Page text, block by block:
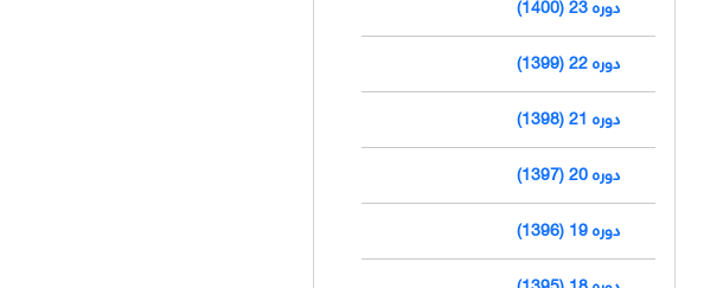
دوره 22 (1399)
دوره 21 (1398)
دوره 20 (1397)
دوره 19 (1396)